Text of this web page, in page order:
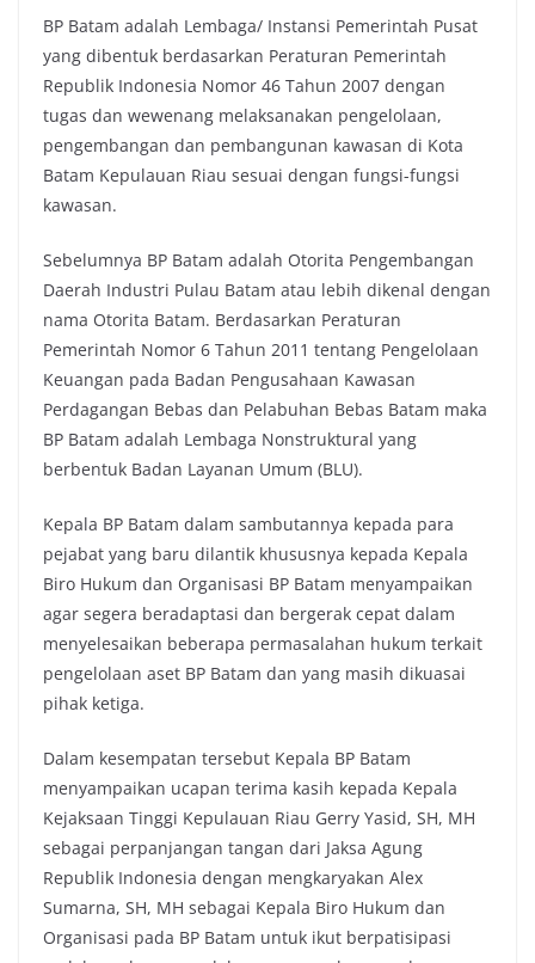
BP Batam adalah Lembaga/ Instansi Pemerintah Pusat
yang dibentuk berdasarkan Peraturan Pemerintah
Republik Indonesia Nomor 46 Tahun 2007 dengan
tugas dan wewenang melaksanakan pengelolaan,
pengembangan dan pembangunan kawasan di Kota
Batam Kepulauan Riau sesuai dengan fungsi-fungsi
kawasan.
Sebelumnya BP Batam adalah Otorita Pengembangan
Daerah Industri Pulau Batam atau lebih dikenal dengan
nama Otorita Batam. Berdasarkan Peraturan
Pemerintah Nomor 6 Tahun 2011 tentang Pengelolaan
Keuangan pada Badan Pengusahaan Kawasan
Perdagangan Bebas dan Pelabuhan Bebas Batam maka
BP Batam adalah Lembaga Nonstruktural yang
berbentuk Badan Layanan Umum (BLU).
Kepala BP Batam dalam sambutannya kepada para
pejabat yang baru dilantik khususnya kepada Kepala
Biro Hukum dan Organisasi BP Batam menyampaikan
agar segera beradaptasi dan bergerak cepat dalam
menyelesaikan beberapa permasalahan hukum terkait
pengelolaan aset BP Batam dan yang masih dikuasai
pihak ketiga.
Dalam kesempatan tersebut Kepala BP Batam
menyampaikan ucapan terima kasih kepada Kepala
Kejaksaan Tinggi Kepulauan Riau Gerry Yasid, SH, MH
sebagai perpanjangan tangan dari Jaksa Agung
Republik Indonesia dengan mengkaryakan Alex
Sumarna, SH, MH sebagai Kepala Biro Hukum dan
Organisasi pada BP Batam untuk ikut berpatisipasi